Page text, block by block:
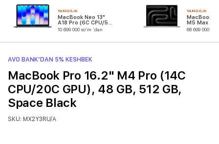
YANGILIK
MacBook Neo 13"
A18 Pro (6C CPU/5C
GPU)
10 699 000 so'm 'dan
YANGILIK
MacBook
M5 Max
CPU/32C
68 699 000
AVO BANK’DAN 5% KESHBEK
MacBook Pro 16.2" M4 Pro (14C
CPU/20C GPU), 48 GB, 512 GB,
Space Black
SKU: MX2Y3RU/A